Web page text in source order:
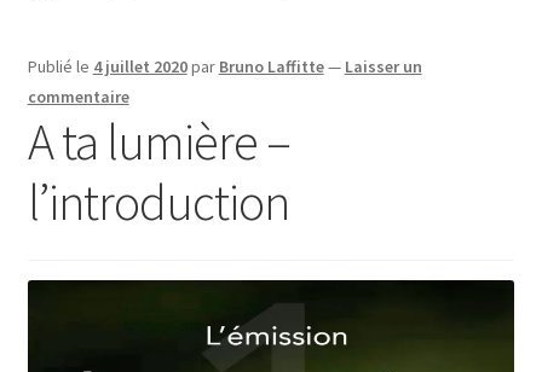
Boutique
Adhésion/Soutien
Mon compte
Publié le 4 juillet 2020par Bruno Laffitte— Laisser un
commentaire
A ta lumière –
l’introduction